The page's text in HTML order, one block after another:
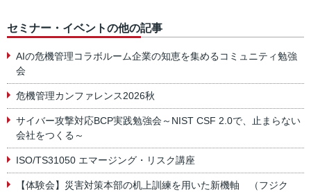
セミナー・イベントの他の記事
AIの危機管理コラボルーム企業の知恵を集めるコミュニティ勉強
会
危機管理カンファレンス2026秋
サイバー攻撃対応BCP実践勉強会～NIST CSF 2.0で、止まらない
会社をつくる～
ISO/TS31050 エマージング・リスク講座
【体験会】災害対策本部の机上訓練を用いた新機軸 （フジク